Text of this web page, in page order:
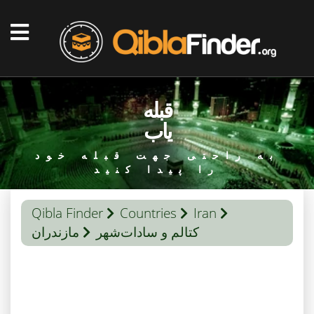
قبله
یاب
به راحتی جهت قبله خود
را پیدا کنید
Qibla Finder Countries
Iran
مازندران
کتالم و سادات‌شهر